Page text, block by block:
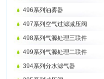
496系列油雾器
497系列空气过滤减压阀
498系列气源处理三联件
499系列气源处理二联件
394系列分水滤气器